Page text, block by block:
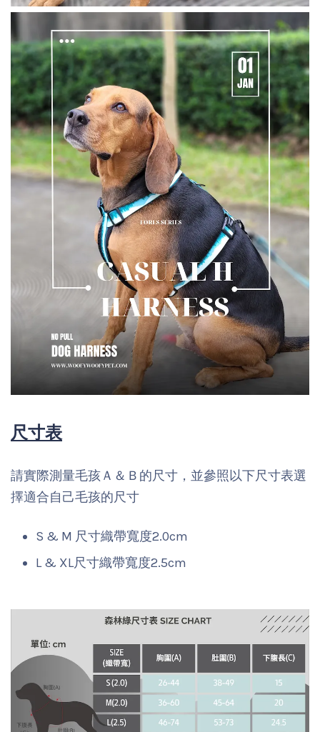
尺寸表
請實際測量毛孩Ａ＆Ｂ的尺寸，並參照以下尺寸表選
擇適合自己毛孩的尺寸
S & M 尺寸織帶寬度2.0cm
L & XL尺寸織帶寬度2.5cm